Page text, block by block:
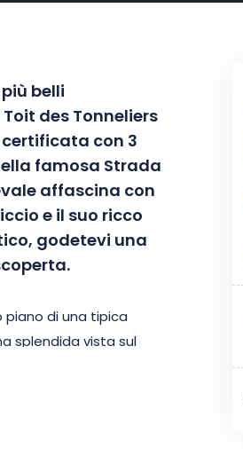
belli
des Tonneliers
con 3
famosa Strada
affascina con
e il suo ricco
godetevi una
piano di una tipica
splendida vista sul
sue principali
due letti singoli e una
angolo lavanderia.